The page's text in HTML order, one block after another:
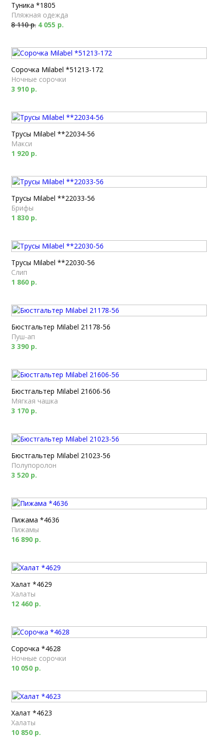
Туника *1805
Пляжная одежда
8 110 р. 4 055 р.
Сорочка Milabel *51213-172
Ночные сорочки
3 910 р.
Трусы Milabel **22034-56
Макси
1 920 р.
Трусы Milabel **22033-56
Брифы
1 830 р.
Трусы Milabel **22030-56
Слип
1 860 р.
Бюстгальтер Milabel 21178-56
Пуш-ап
3 390 р.
Бюстгальтер Milabel 21606-56
Мягкая чашка
3 170 р.
Бюстгальтер Milabel 21023-56
Полупоролон
3 520 р.
Пижама *4636
Пижамы
16 890 р.
Халат *4629
Халаты
12 460 р.
Сорочка *4628
Ночные сорочки
10 050 р.
Халат *4623
Халаты
10 850 р.